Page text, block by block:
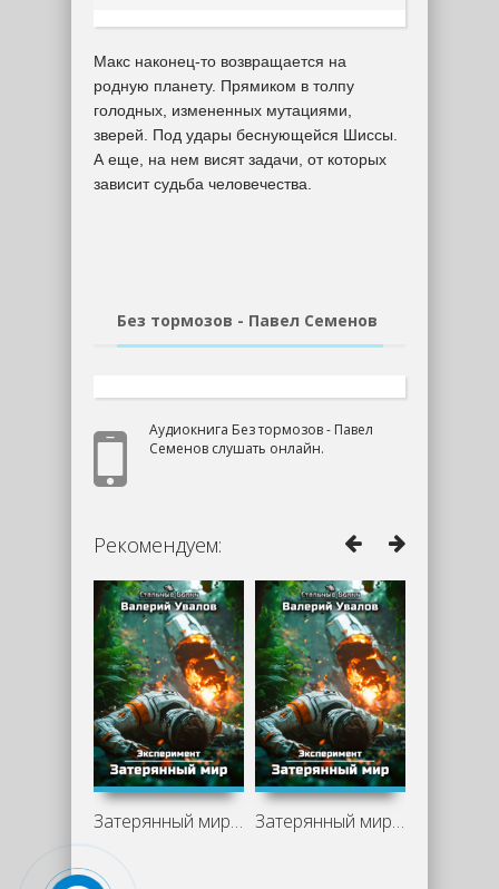
Макс наконец-то возвращается на
родную планету. Прямиком в толпу
голодных, измененных мутациями,
зверей. Под удары беснующейся Шиссы.
А еще, на нем висят задачи, от которых
зависит судьба человечества.
Без тормозов - Павел Семенов
Аудиокнига Без тормозов - Павел
Семенов слушать онлайн.
Рекомендуем:
Затерянный мир - Валерий Увалов Затерянный мир - Валерий Увалов